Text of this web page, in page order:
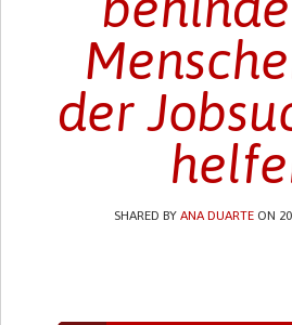
der
SHARED BY ANA DUARTEON